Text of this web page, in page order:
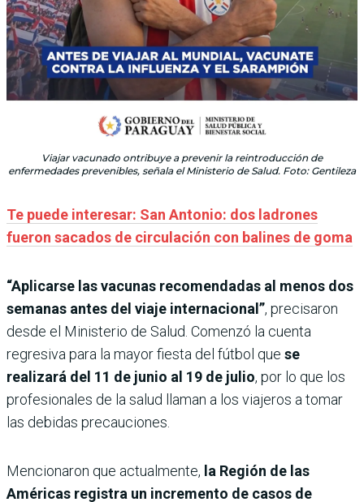
Viajar vacunado ontribuye a prevenir la reintroducción de
enfermedades prevenibles, señala el Ministerio de Salud. Foto: Gentileza
Te puede interesar: San Antonio: dos ladrones
fueron sacados de circulación con balines de goma
“Aplicarse las vacunas recomendadas al menos dos
semanas antes del viaje internacional”, precisaron
desde el Ministerio de Salud. Comenzó la cuenta
regresiva para la mayor fiesta del fútbol que se
realizará del 11 de junio al 19 de julio, por lo que los
profesionales de la salud llaman a los viajeros a tomar
las debidas precauciones.
Mencionaron que actualmente, la Región de las
Américas registra un incremento de casos de